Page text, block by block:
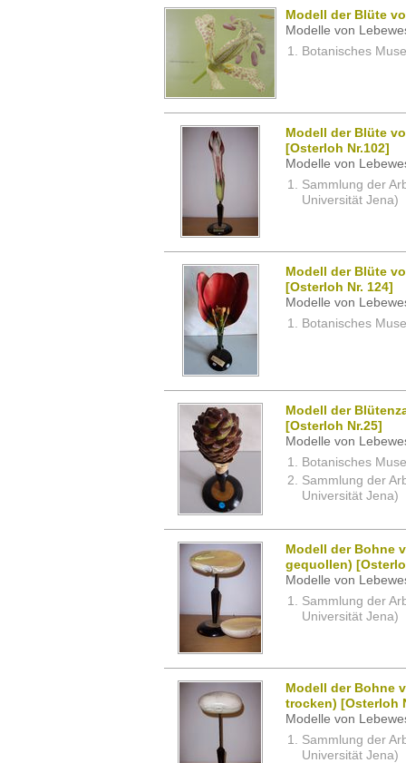
Modell der Blüte
Modelle von
Botanisches
Modell der Blüte
[Osterloh Nr.102]
Modelle von
Sammlung der
Universität Jena)
Modell der Blüte
[Osterloh Nr. 124]
Modelle von
Botanisches
Modell der
[Osterloh Nr.25]
Modelle von
Botanisches
Sammlung der
Universität Jena)
Modell der Bohne
gequollen)
Modelle von
Sammlung der
Universität Jena)
Modell der Bohne
trocken) [Osterloh
Modelle von
Sammlung der
Universität Jena)